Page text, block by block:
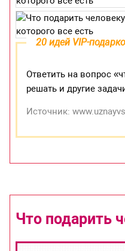
20 идей VIP-
Ответить на вопрос
решать и другие
Источник:
Что подарить